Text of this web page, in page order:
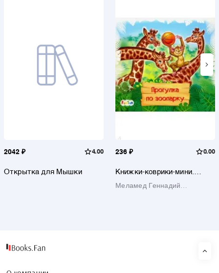
2042 ₽ 4.00
Открытка для Мышки
236 ₽ 0.00
Книжки-коврики-мини.
Меламед Геннадий